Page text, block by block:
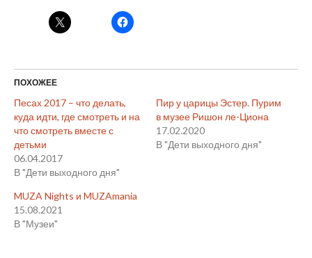
ПОХОЖЕЕ
Песах 2017 – что делать,
куда идти, где смотреть и на
что смотреть вместе с
детьми
06.04.2017
В "Дети выходного дня"
Пир у царицы Эстер. Пурим
в музее Ришон ле-Циона
17.02.2020
В "Дети выходного дня"
MUZA Nights и MUZAmania
15.08.2021
В "Музеи"